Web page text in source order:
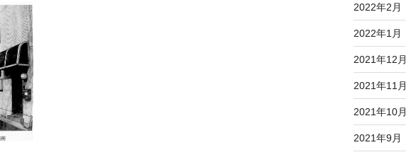
2022年2月
2022年1月
2021年12月
2021年11月
2021年10月
2021年9月